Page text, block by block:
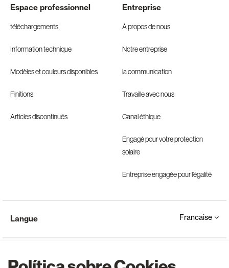
Espace professionnel
téléchargements
Information technique
Modèles et couleurs disponibles
Finitions
Articles discontinués
Entreprise
À propos de nous
Notre entreprise
la communication
Travaille avec nous
Canal éthique
Engagé pour votre protection
solaire
Entreprise engagée pour l’égalité
Langue Francaise